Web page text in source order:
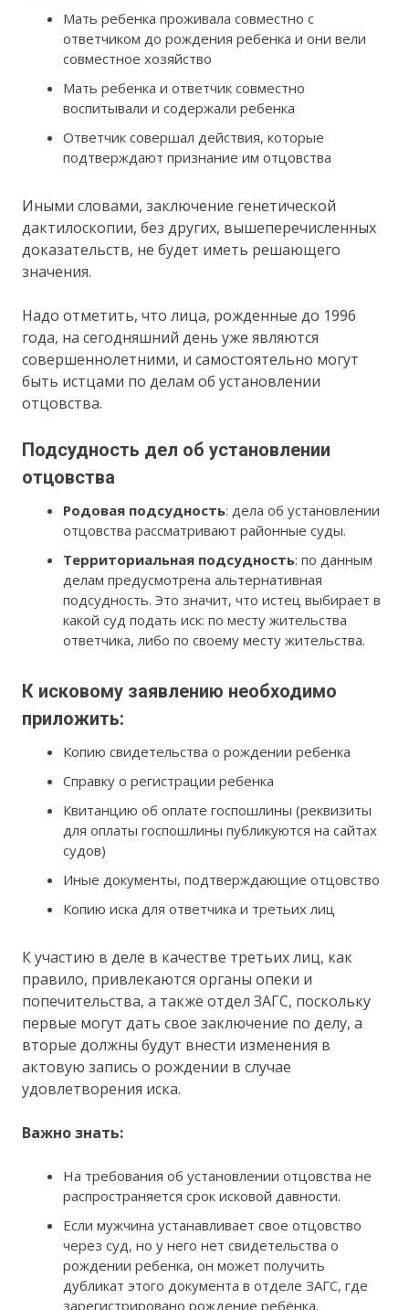
Мать ребенка проживала совместно с
ответчиком до рождения ребенка и они вели
совместное хозяйство
Мать ребенка и ответчик совместно
воспитывали и содержали ребенка
Ответчик совершал действия, которые
подтверждают признание им отцовства
Иными словами, заключение генетической
дактилоскопии, без других, вышеперечисленных
доказательств, не будет иметь решающего
значения.
Надо отметить, что лица, рожденные до 1996
года, на сегодняшний день уже являются
совершеннолетними, и самостоятельно могут
быть истцами по делам об установлении
отцовства.
Подсудность дел об установлении
отцовства
Родовая подсудность: дела об установлении
отцовства рассматривают районные суды.
Территориальная подсудность: по данным
делам предусмотрена альтернативная
подсудность. Это значит, что истец выбирает в
какой суд подать иск: по месту жительства
ответчика, либо по своему месту жительства.
К исковому заявлению необходимо
приложить:
Копию свидетельства о рождении ребенка
Справку о регистрации ребенка
Квитанцию об оплате госпошлины (реквизиты
для оплаты госпошлины публикуются на сайтах
судов)
Иные документы, подтверждающие отцовство
Копию иска для ответчика и третьих лиц
К участию в деле в качестве третьих лиц, как
правило, привлекаются органы опеки и
попечительства, а также отдел ЗАГС, поскольку
первые могут дать свое заключение по делу, а
вторые должны будут внести изменения в
актовую запись о рождении в случае
удовлетворения иска.
Важно знать:
На требования об установлении отцовства не
распространяется срок исковой давности.
Если мужчина устанавливает свое отцовство
через суд, но у него нет свидетельства о
рождении ребенка, он может получить
дубликат этого документа в отделе ЗАГС, где
зарегистрировано рождение ребёнка.